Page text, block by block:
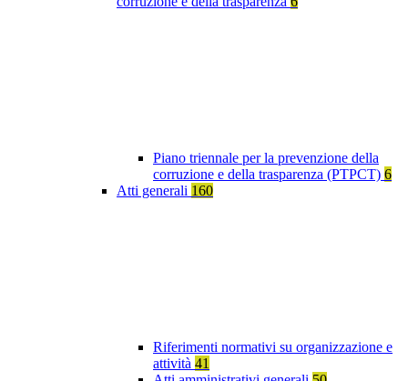
Piano triennale per la prevenzione della
corruzione e della trasparenza (PTPCT) 6
Atti generali 160
Riferimenti normativi su organizzazione e
attività 41